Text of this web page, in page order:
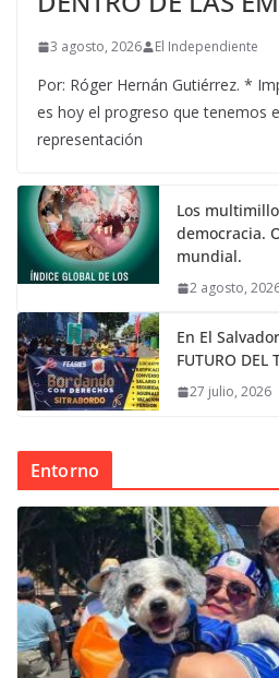
3 agosto, 2026 El Independiente
Por: Róger Hernán Gutiérrez. *
es hoy el progreso que tenemos
representación
Los
democracia.
mundial.
2 agosto,
En El
FUTURO DEL
27 julio, 2026
Entorno